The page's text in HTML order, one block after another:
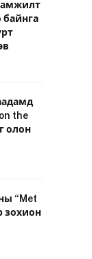
амжилт
the
олон
“Met
зохион